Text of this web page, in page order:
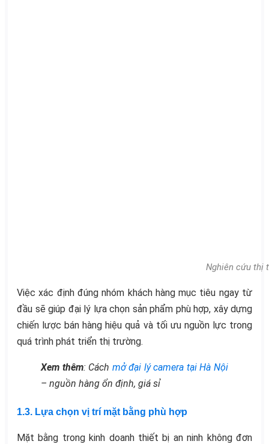
Nghiên cứu thị
Việc xác định đúng nhóm khách hàng mục tiêu ngay từ
đầu sẽ giúp đại lý lựa chọn sản phẩm phù hợp, xây dựng
chiến lược bán hàng hiệu quả và tối ưu nguồn lực trong
quá trình phát triển thị trường.
Xem thêm: Cách mở đại lý camera tại Hà Nội
– nguồn hàng ổn định, giá sỉ
1.3. Lựa chọn vị trí mặt bằng phù hợp
Mặt bằng trong kinh doanh thiết bị an ninh không đơn